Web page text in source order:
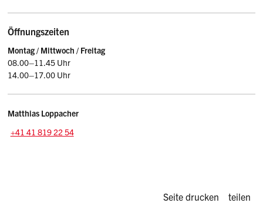
Öffnungszeiten
Montag / Mittwoch / Freitag
08.00–11.45 Uhr
14.00–17.00 Uhr
Matthias Loppacher
Tel.:
+41 41 819 22 54
Diese Seite
Seite drucken teilen